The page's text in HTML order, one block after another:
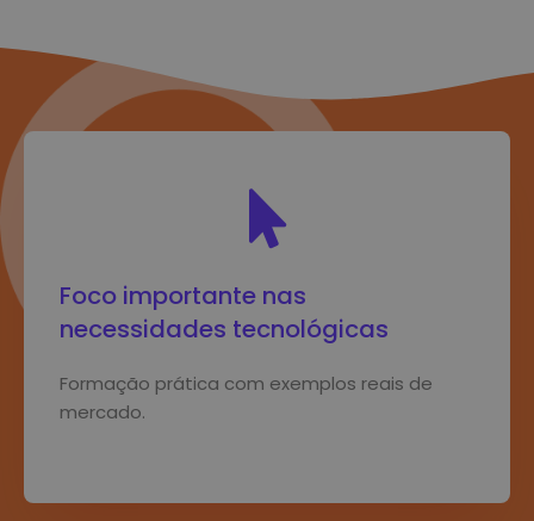
Foco importante nas
necessidades tecnológicas
Formação prática com exemplos reais de
mercado.